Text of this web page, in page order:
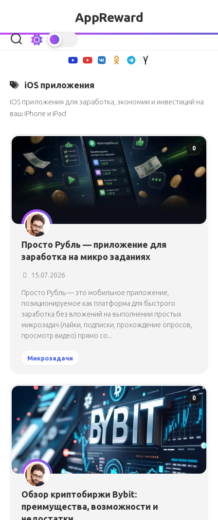
AppReward
iOS приложения
iOS приложения для заработка, экономии и инвестиций на
ваш iPhone и iPad
0
Просто Рубль — приложение для
заработка на микро заданиях
15.07.2026
Просто Рубль — это мобильное приложение,
позиционируемое как платформа для быстрого
заработка без вложений на выполнении простых
микрозадач (лайки, подписки, прохождение опросов,
просмотр видео) прямо со...
Микрозадачи
0
Обзор криптобиржи Bybit:
преимущества, возможности и